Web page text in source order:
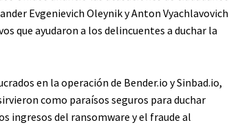
Evgenievich Oleynik y Anton Vyachlavovich
que ayudaron a los delincuentes a duchar la
en la operación de Bender.io y Sinbad.io,
como paraísos seguros para duchar
ingresos del ransomware y el fraude al